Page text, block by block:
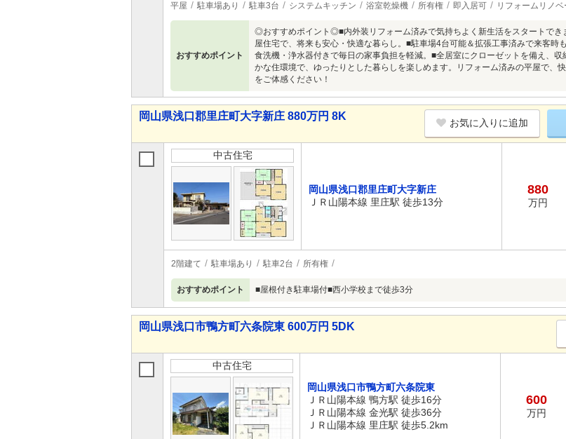
平屋 駐車場あり 駐車3台 システムキッチン 浴室乾燥機 所有権 即入居可 リフォームリノ
おすすめポイント
◎おすすめポイント◎■内外装リフォーム済みで気持ちよく新生活をスタートで
屋住宅で、将来も安心・快適な暮らし。■駐車場4台可能＆拡張工事済みで来客
食洗機・浄水器付きで毎日の家事負担を軽減。■全居室にクローゼットを備え、
かな住環境で、ゆったりとした暮らしを楽しめます。リフォーム済みの平屋で、
をご体感ください！
岡山県浅口郡里庄町大字新庄 880万円 8K
お気に入りに追加
中古住宅
岡山県浅口郡里庄町大字新庄
ＪＲ山陽本線 里庄駅 徒歩13分
880
万円
2階建て 駐車場あり 駐車2台 所有権
おすすめポイント ■屋根付き駐車場付■西小学校まで徒歩3分
岡山県浅口市鴨方町六条院東 600万円 5DK
中古住宅
岡山県浅口市鴨方町六条院東
ＪＲ山陽本線 鴨方駅 徒歩16分
ＪＲ山陽本線 金光駅 徒歩36分
ＪＲ山陽本線 里庄駅 徒歩5.2km
600
万円